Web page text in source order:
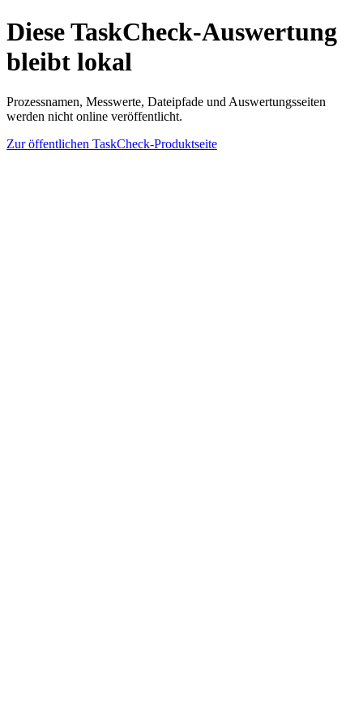
Diese TaskCheck-Auswertung
bleibt lokal
Prozessnamen, Messwerte, Dateipfade und Auswertungsseiten
werden nicht online veröffentlicht.
Zur öffentlichen TaskCheck-Produktseite